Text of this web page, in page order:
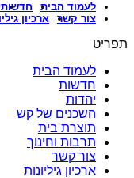
לעמוד הבית חדשות
צור קשר
ארכיון
לעמוד הבית
חדשות
יהדות
השכנים של קש
תוצרת בית
תרבות וחינוך
צור קשר
ארכיון גיליונות